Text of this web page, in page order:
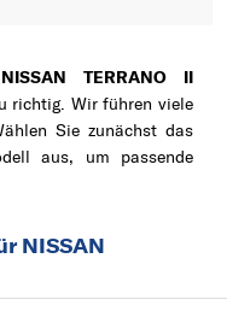
TERRANO II
richtig. Wir führen viele
Sie zunächst das
aus, um passende
NISSAN